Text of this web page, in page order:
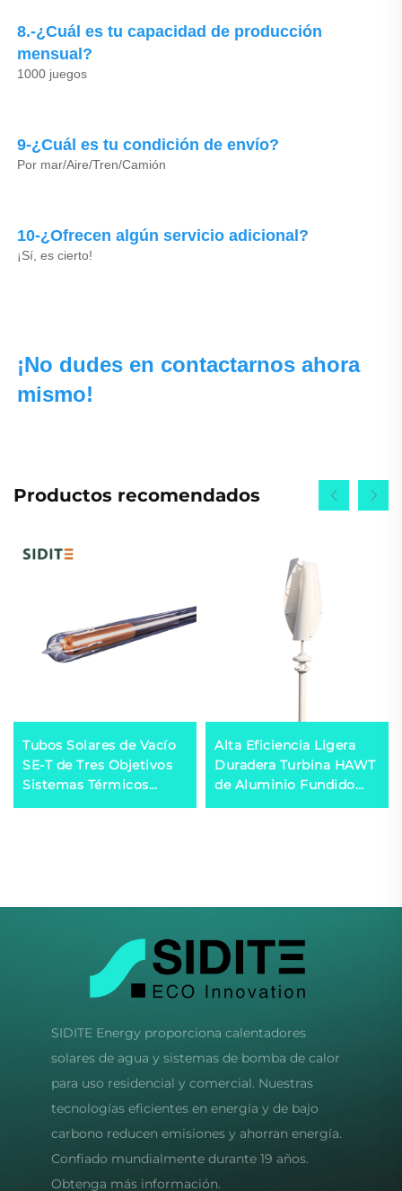
8.-¿Cuál es tu capacidad de producción
mensual?
1000 juegos
9-¿Cuál es tu condición de envío?
Por mar/Aire/Tren/Camión
10-¿Ofrecen algún servicio adicional?
¡Sí, es cierto!
¡No dudes en contactarnos ahora
mismo!
Productos recomendados
Tubos Solares de Vacío
SE-T de Tres Objetivos
Sistemas Térmicos
Solares de Alta
Alta Eficiencia Ligera
Duradera Turbina HAWT
de Aluminio Fundido
Inicio con Viento Bajo
SIDITE Energy proporciona calentadores
solares de agua y sistemas de bomba de calor
para uso residencial y comercial. Nuestras
tecnologías eficientes en energía y de bajo
carbono reducen emisiones y ahorran energía.
Confiado mundialmente durante 19 años.
Obtenga más información.